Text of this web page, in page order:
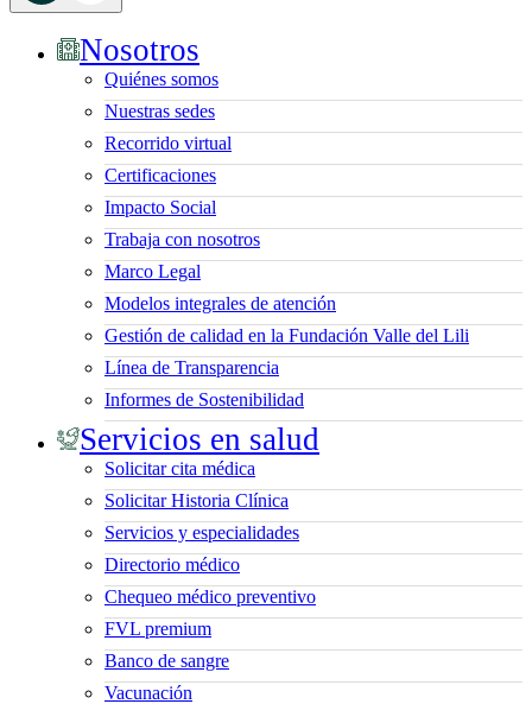
Nosotros
Quiénes somos
Nuestras sedes
Recorrido virtual
Certificaciones
Impacto Social
Trabaja con nosotros
Marco Legal
Modelos integrales de atención
Gestión de calidad en la Fundación Valle del Lili
Línea de Transparencia
Informes de Sostenibilidad
Servicios en salud
Solicitar cita médica
Solicitar Historia Clínica
Servicios y especialidades
Directorio médico
Chequeo médico preventivo
FVL premium
Banco de sangre
Vacunación